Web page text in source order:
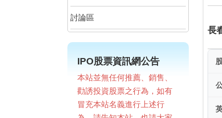
討論區
IPO股票資訊網公告
本站並無任何推薦、銷售、
勸誘投資股票之行為，如有
冒充本站名義進行上述行
長